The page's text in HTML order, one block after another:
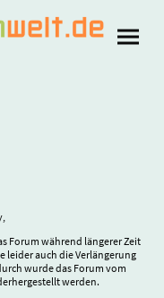
Forum während längerer Zeit
leider auch die Verlängerung
wurde das Forum vom
werden.